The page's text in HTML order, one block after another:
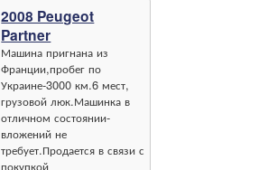
2008 Peugeot
Partner
Машина пригнана из
Франции,пробег по
Украине-3000 км.6 мест,
грузовой люк.Машинка в
отличном состоянии-
вложений не
требует.Продается в связи с
покупкой